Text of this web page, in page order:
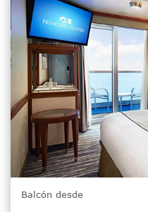
Balcón desde